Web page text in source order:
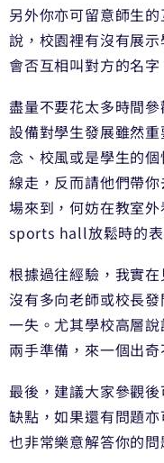
另外你亦可留意師生
說，校園裡有沒有展
會否互相叫對方的名字
盡量不要花太多時間
設備對學生發展雖然
念、校風或是學生的
線走，反而請他們帶
場來到，何妨在教室
sports hall放鬆時的表
根據過往經驗，我實
沒有多向老師或校長
一失。尤其學校高層
兩手準備，來一個出
最後，建議大家參觀
缺點，如果還有問題
也非常樂意解答你的問